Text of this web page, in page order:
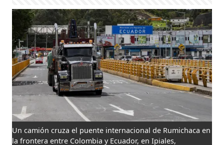
Un camión cruza el puente internacional de Rumichaca en
la frontera entre Colombia y Ecuador, en Ipiales,